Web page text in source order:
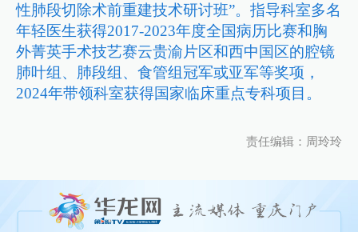
性肺段切除术前重建技术研讨班”。指导科室多名
年轻医生获得2017-2023年度全国病历比赛和胸
外菁英手术技艺赛云贵渝片区和西中国区的腔镜
肺叶组、肺段组、食管组冠军或亚军等奖项，
2024年带领科室获得国家临床重点专科项目。
责任编辑：周玲玲